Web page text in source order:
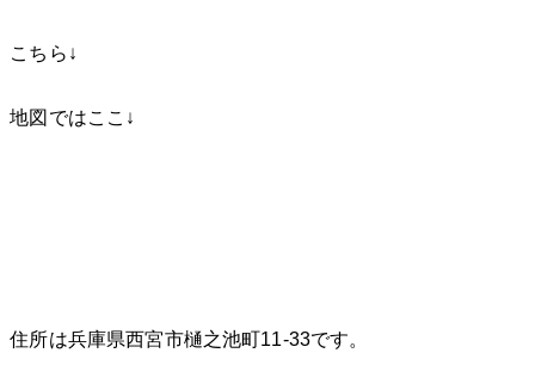
こちら↓
地図ではここ↓
住所は兵庫県西宮市樋之池町11-33です。